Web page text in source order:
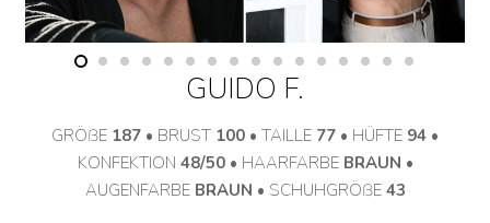
GUIDO F.
GRÖßE 187 • BRUST 100 • TAILLE 77 • HÜFTE 94 •
KONFEKTION 48/50• HAARFARBE BRAUN •
AUGENFARBE BRAUN • SCHUHGRÖßE 43